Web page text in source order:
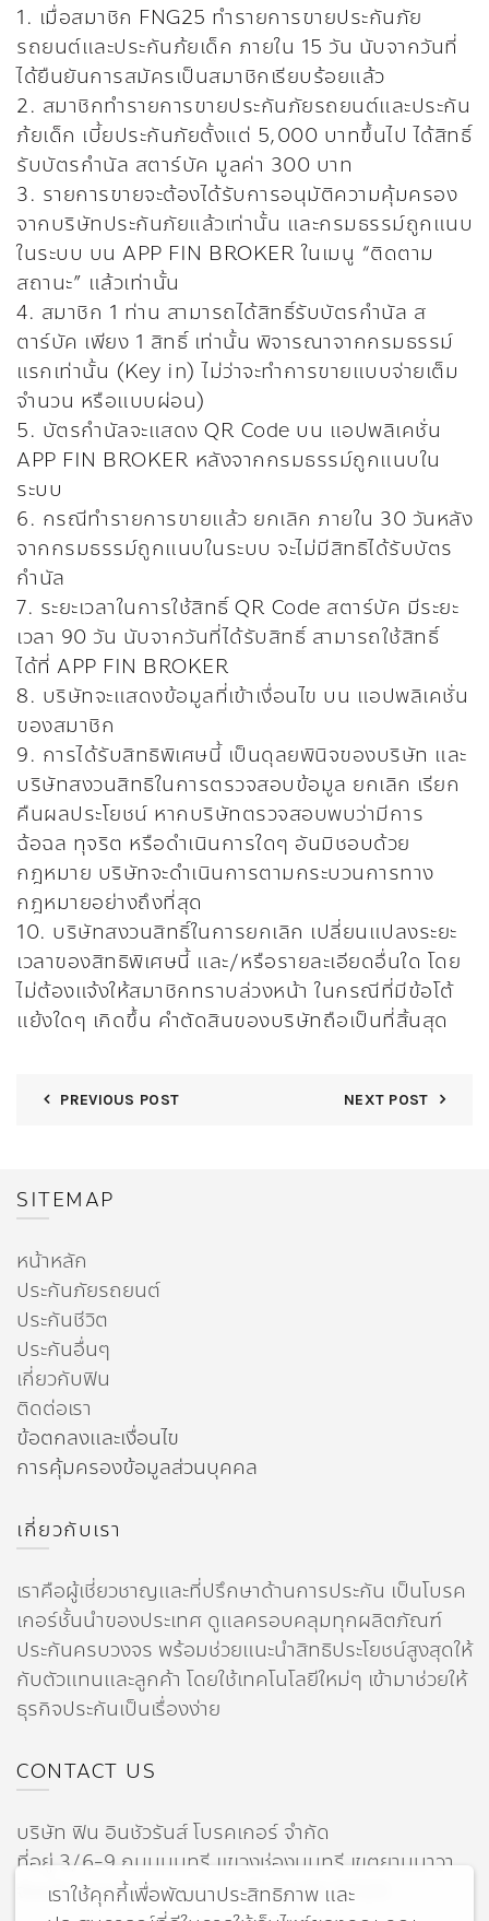
1. เมื่อสมาชิก FNG25 ทำรายการขายประกันภัย
รถยนต์และประกันภ้ยเด็ก ภายใน 15 วัน นับจากวันที่
ได้ยืนยันการสมัครเป็นสมาชิกเรียบร้อยแล้ว
2. สมาชิกทำรายการขายประกันภัยรถยนต์และประกัน
ภ้ยเด็ก เบี้ยประกันภัยตั้งแต่ 5,000 บาทขึ้นไป ได้สิทธิ์
รับบัตรกำนัล สตาร์บัค มูลค่า 300 บาท
3. รายการขายจะต้องได้รับการอนุมัติความคุ้มครอง
จากบริษัทประกันภัยแล้วเท่านั้น และกรมธรรม์ถูกแนบ
ในระบบ บน APP FIN BROKER ในเมนู “ติดตาม
สถานะ” แล้วเท่านั้น
4. สมาชิก 1 ท่าน สามารถได้สิทธิ์รับบัตรกำนัล ส
ตาร์บัค เพียง 1 สิทธิ์ เท่านั้น พิจารณาจากกรมธรรม์
แรกเท่านั้น (Key in) ไม่ว่าจะทำการขายแบบจ่ายเต็ม
จำนวน หรือแบบผ่อน)
5. บัตรกำนัลจะแสดง QR Code บน แอปพลิเคชั่น
APP FIN BROKER หลังจากกรมธรรม์ถูกแนบใน
ระบบ
6. กรณีทำรายการขายแล้ว ยกเลิก ภายใน 30 วันหลัง
จากกรมธรรม์ถูกแนบในระบบ จะไม่มีสิทธิได้รับบัตร
กำนัล
7. ระยะเวลาในการใช้สิทธิ์ QR Code สตาร์บัค มีระยะ
เวลา 90 วัน นับจากวันที่ได้รับสิทธิ์ สามารถใช้สิทธิ์
ได้ที่ APP FIN BROKER
8. บริษัทจะแสดงข้อมูลที่เข้าเงื่อนไข บน แอปพลิเคชั่น
ของสมาชิก
9. การได้รับสิทธิพิเศษนี้ เป็นดุลยพินิจของบริษัท และ
บริษัทสงวนสิทธิในการตรวจสอบข้อมูล ยกเลิก เรียก
คืนผลประโยชน์ หากบริษัทตรวจสอบพบว่ามีการ
ฉ้อฉล ทุจริต หรือดำเนินการใดๆ อันมิชอบด้วย
กฎหมาย บริษัทจะดำเนินการตามกระบวนการทาง
กฎหมายอย่างถึงที่สุด
10. บริษัทสงวนสิทธิ์ในการยกเลิก เปลี่ยนแปลงระยะ
เวลาของสิทธิพิเศษนี้ และ/หรือรายละเอียดอื่นใด โดย
ไม่ต้องแจ้งให้สมาชิกทราบล่วงหน้า ในกรณีที่มีข้อโต้
แย้งใดๆ เกิดขึ้น คำตัดสินของบริษัทถือเป็นที่สิ้นสุด
PREVIOUS POST NEXT POST
SITEMAP
หน้าหลัก
ประกันภัยรถยนต์
ประกันชีวิต
ประกันอื่นๆ
เกี่ยวกับฟิน
ติดต่อเรา
ข้อตกลงและเงื่อนไข
การคุ้มครองข้อมูลส่วนบุคคล
เกี่ยวกับเรา
เราคือผู้เชี่ยวชาญและที่ปรึกษาด้านการประกัน เป็นโบรค
เกอร์ชั้นนำของประเทศ ดูแลครอบคลุมทุกผลิตภัณฑ์
ประกันครบวงจร พร้อมช่วยแนะนำสิทธิประโยชน์สูงสุดให้
กับตัวแทนและลูกค้า โดยใช้เทคโนโลยีใหม่ๆ เข้ามาช่วยให้
ธุรกิจประกันเป็นเรื่องง่าย
CONTACT US
บริษัท ฟิน อินชัวรันส์ โบรคเกอร์ จำกัด
ที่อยู่ 3/6-9 ถนนนนทรี แขวงช่องนนทรี เขตยานนาวา
จังหวัดกรุงเทพมหานคร รหัสไปรษณีย์ 10120
เราใช้คุกกี้เพื่อพัฒนาประสิทธิภาพ และ